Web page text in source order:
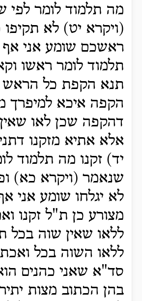
מה תלמוד לומר לפי
(ויקרא יט) לא
ראשכם שומע אני אף
תלמוד לומר ראשו
תנא הקפת כל
הקפה איכא למיפרך
דהקפה שכן לאו
אלא אתיא מזקנו
יד) זקנו מה תלמוד
שנאמר (ויקרא כא)
לא יגלחו שומע אני
מצורע כן ת"ל זקנו
ללאו שאין שוה בכל
ללאו השוה בכל
סד"א שאני כהנים
בהן הכתוב מצות